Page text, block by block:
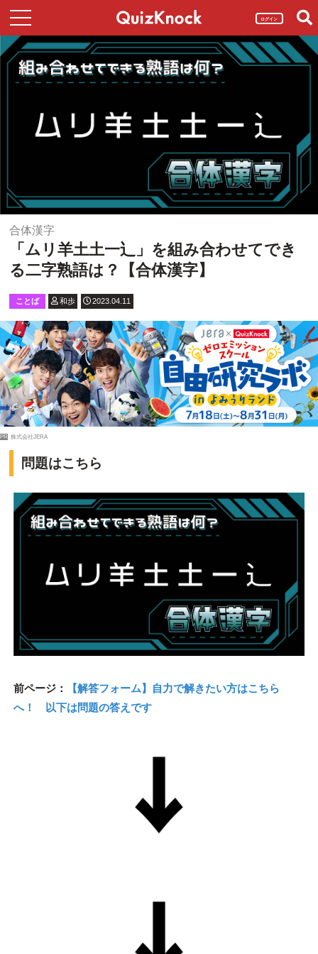
ログイン
合体漢字
「ムリ羊土土一⻌」を組み合わせてでき
る二字熟語は？【合体漢字】
ことば 和歩 2023.04.11
PR 株式会社JERA
問題はこちら
前ページ：
【解答フォーム】自力で解きたい方はこちら
へ！ 以下は問題の答えです